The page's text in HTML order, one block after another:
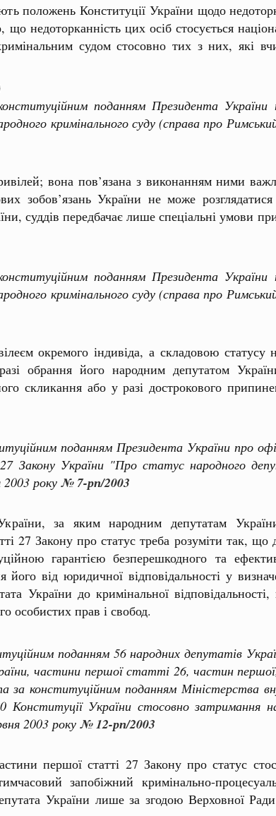
положень Конституції України щодо
недоторканність цих осіб стосується
судом стосовно тих з них, які
поданням Президента України
кримінального суду (справа про
вона пов’язана з виконанням ними
зобов’язань України не може розглядатися
суддів передбачає лише спеціальні умови
поданням Президента України
кримінального суду (справа про
окремого індивіда, а складовою статусу
обрання його народним депутатом
скликання або у разі дострокового
поданням Президента України про
Закону України "Про статус народного
2003 року № 7-рп/2003
за яким народним депутатам України
27 Закону про статус треба розуміти так, що
гарантією безперешкодного та
його від юридичної відповідальності у
України до кримінальної
особистих прав і свобод.
поданням 56 народних депутатів
частини першої статті 26, частин
конституційним поданням Міністерства
України стосовно затримання
2003 року № 12-рп/2003
першої статті 27 Закону про статус
запобіжний кримінально-
України лише за згодою Верховної